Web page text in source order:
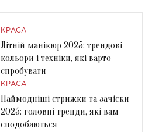
КРАСА
Літній манікюр 2025: трендові
кольори і техніки, які варто
спробувати
КРАСА
Наймодніші стрижки та зачіски
2025: головні тренди, які вам
сподобаються